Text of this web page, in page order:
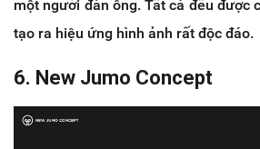
một người đàn ông. Tất cả đều được
tạo ra hiệu ứng hình ảnh rất độc đáo.
6. New Jumo Concept